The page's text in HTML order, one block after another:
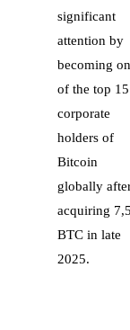
significant
attention by
becoming
of the top 15
corporate
holders of
Bitcoin
globally
acquiring
BTC in late
2025.